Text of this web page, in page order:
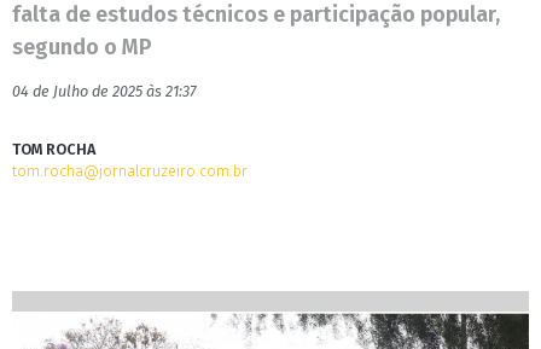
falta de estudos técnicos e participação popular,
segundo o MP
04 de Julho de 2025 às 21:37
TOM ROCHA
tom.rocha@jornalcruzeiro.com.br